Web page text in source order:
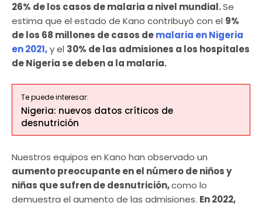
26% de los casos de malaria a nivel mundial.Se
estima que el estado de Kano contribuyó con el 9%
de los 68 millones de casos demalaria en Nigeria
en 2021,y el 30% de las admisiones a los hospitales
de Nigeria se deben a la malaria.
Te puede interesar:
Nigeria: nuevos datos críticos de
desnutrición
Nuestros equipos en Kano han observado un
aumento preocupante en el número de niños y
niñas que sufren de desnutrición,como lo
demuestra el aumento de las admisiones. En 2022,